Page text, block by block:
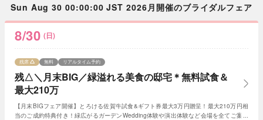
Sun Aug 30 00:00:00 JST 2026月開催のブライダルフェア
8/30 (日)
残△＼月末BIG／緑溢れる美食の邸宅＊無料試食＆
最大210万
残席 無料 リアルタイム予約
【月末BIGフェア開催】とろける佐賀牛試食&ギフト券最大3万円贈呈！最大210万円相
当のご成約特典付き！緑広がるガーデンWedding体験や演出体験など会場を全てご案内